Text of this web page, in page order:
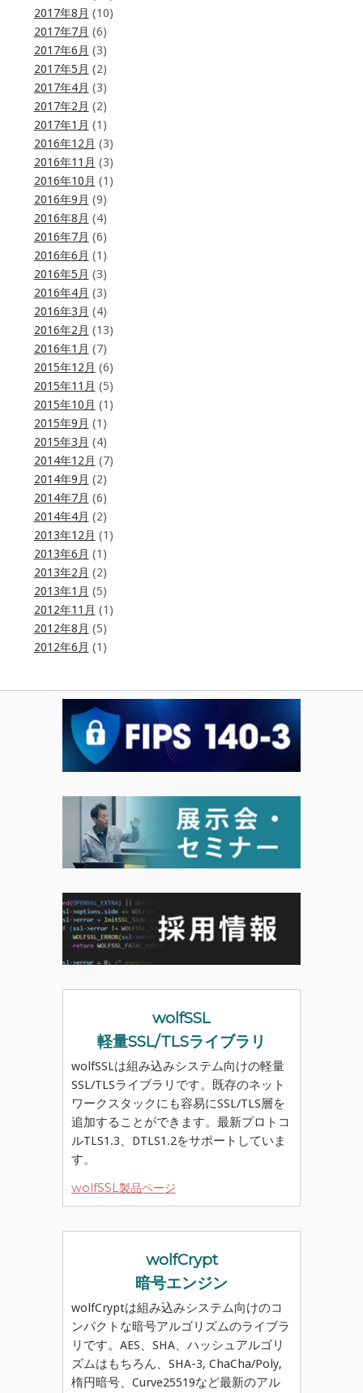
2017年8月 (10)
2017年7月 (6)
2017年6月 (3)
2017年5月 (2)
2017年4月 (3)
2017年2月 (2)
2017年1月 (1)
2016年12月 (3)
2016年11月 (3)
2016年10月 (1)
2016年9月 (9)
2016年8月 (4)
2016年7月 (6)
2016年6月 (1)
2016年5月 (3)
2016年4月 (3)
2016年3月 (4)
2016年2月 (13)
2016年1月 (7)
2015年12月 (6)
2015年11月 (5)
2015年10月 (1)
2015年9月 (1)
2015年3月 (4)
2014年12月 (7)
2014年9月 (2)
2014年7月 (6)
2014年4月 (2)
2013年12月 (1)
2013年6月 (1)
2013年2月 (2)
2013年1月 (5)
2012年11月 (1)
2012年8月 (5)
2012年6月 (1)
wolfSSL
軽量SSL/TLSライブラリ
wolfSSLは組み込みシステム向けの軽量
SSL/TLSライブラリです。既存のネット
ワークスタックにも容易にSSL/TLS層を
追加することができます。最新プロトコ
ルTLS1.3、DTLS1.2をサポートしていま
す。
wolfSSL製品ページ
wolfCrypt
暗号エンジン
wolfCryptは組み込みシステム向けのコ
ンパクトな暗号アルゴリズムのライブラ
リです。AES、SHA、ハッシュアルゴリ
ズムはもちろん、SHA-3, ChaCha/Poly,
楕円暗号、Curve25519など最新のアル